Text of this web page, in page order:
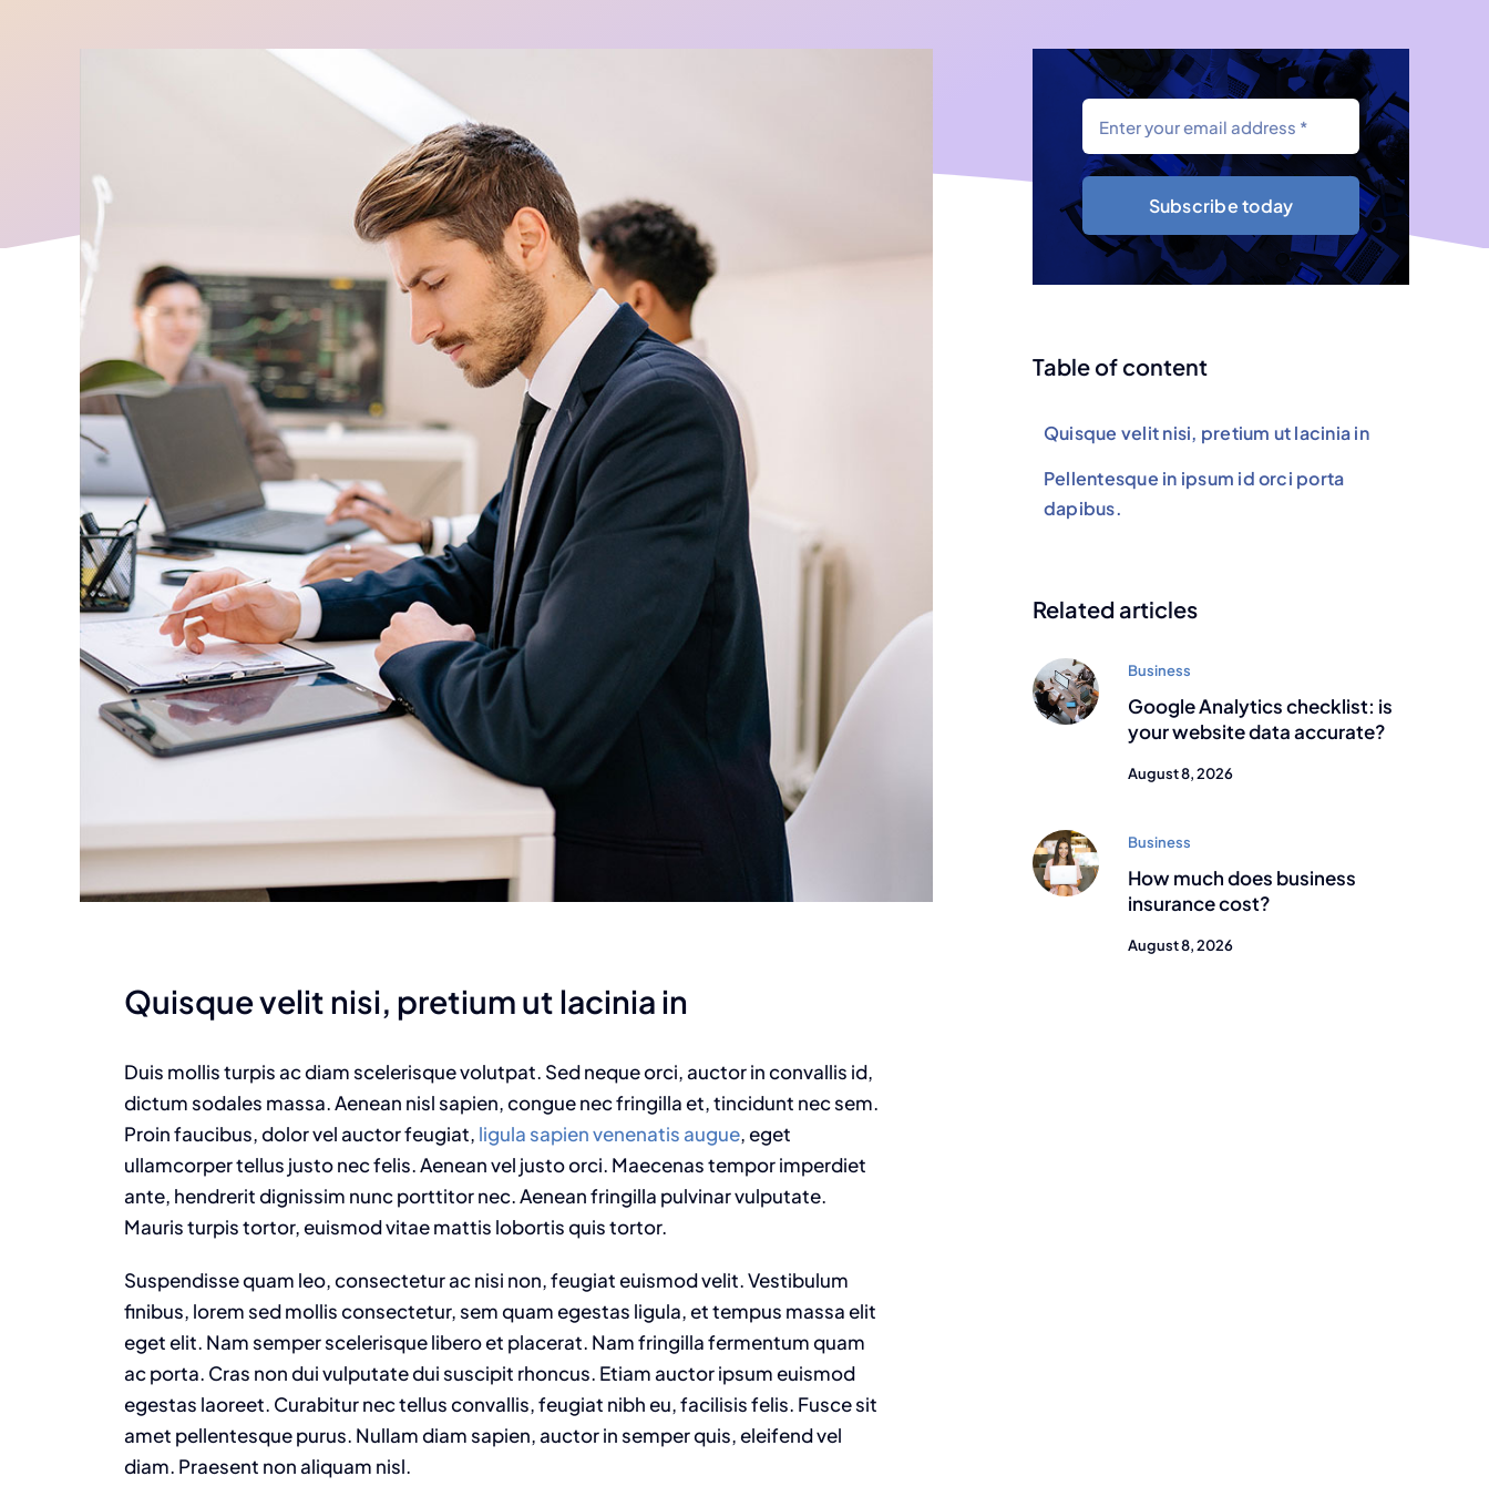
Quisque velit nisi, pretium ut lacinia in
Duis mollis turpis ac diam scelerisque volutpat. Sed neque orci, auctor in convallis id,
dictum sodales massa. Aenean nisl sapien, congue nec fringilla et, tincidunt nec sem.
Proin faucibus, dolor vel auctor feugiat, ligula sapien venenatis augue, eget
ullamcorper tellus justo nec felis. Aenean vel justo orci. Maecenas tempor imperdiet
ante, hendrerit dignissim nunc porttitor nec. Aenean fringilla pulvinar vulputate.
Mauris turpis tortor, euismod vitae mattis lobortis quis tortor.
Suspendisse quam leo, consectetur ac nisi non, feugiat euismod velit. Vestibulum
finibus, lorem sed mollis consectetur, sem quam egestas ligula, et tempus massa elit
eget elit. Nam semper scelerisque libero et placerat. Nam fringilla fermentum quam
ac porta. Cras non dui vulputate dui suscipit rhoncus. Etiam auctor ipsum euismod
egestas laoreet. Curabitur nec tellus convallis, feugiat nibh eu, facilisis felis. Fusce sit
amet pellentesque purus. Nullam diam sapien, auctor in semper quis, eleifend vel
diam. Praesent non aliquam nisl.
Subscribe today
Table of content
Quisque velit nisi, pretium ut lacinia in
Pellentesque in ipsum id orci porta
dapibus.
Related articles
Business
Google Analytics checklist: is
your website data accurate?
August 8, 2026
Business
How much does business
insurance cost?
August 8, 2026